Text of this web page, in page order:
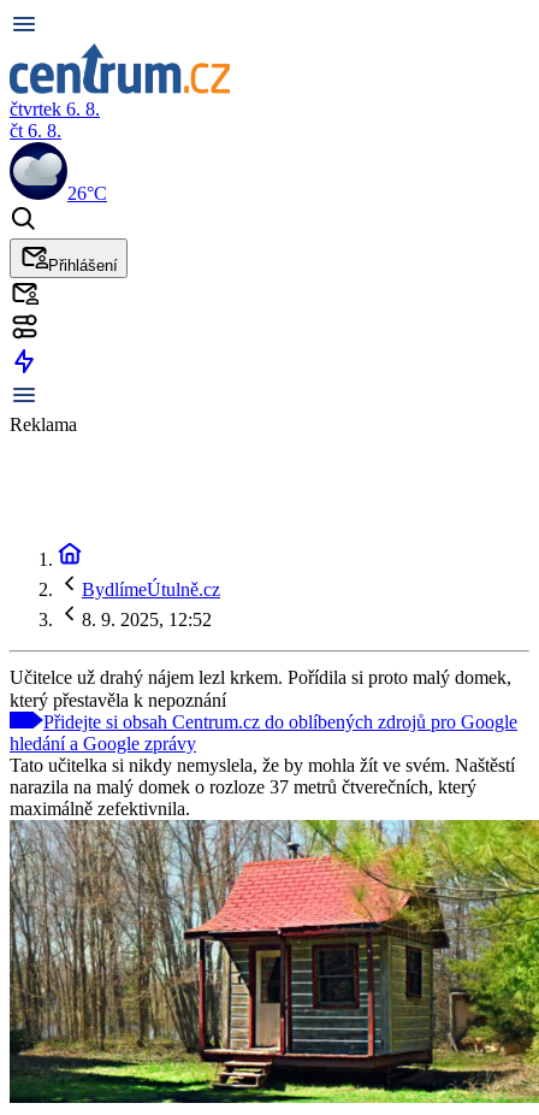
čtvrtek 6. 8.
čt 6. 8.
26°C
Přihlášení
Reklama
BydlímeÚtulně.cz
8. 9. 2025, 12:52
Učitelce už drahý nájem lezl krkem. Pořídila si proto malý domek,
který přestavěla k nepoznání
Přidejte si obsah Centrum.cz do oblíbených zdrojů pro Google
hledání a Google zprávy
Tato učitelka si nikdy nemyslela, že by mohla žít ve svém. Naštěstí
narazila na malý domek o rozloze 37 metrů čtverečních, který
maximálně zefektivnila.